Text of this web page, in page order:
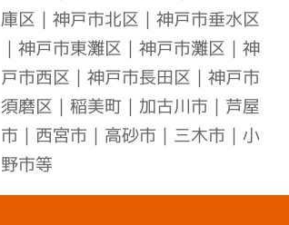
庫区
神戸市北区
神戸市垂水区
神戸市東灘区 神戸市灘区
神
戸市西区
神戸市長田区
神戸市
須磨区 ｜稲美町｜加古川市｜芦屋
市｜西宮市｜高砂市｜三木市｜小
野市等